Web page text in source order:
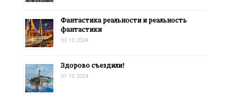
Фантастика реальности и реальность
фантастики
03.10.2024
Здорово съездили!
01.10.2024